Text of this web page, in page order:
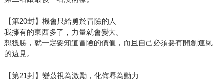
【第20封】機會只給勇於冒險的人
我擁有的東西多了，力量就會變大。
想獲勝，就一定要知道冒險的價值，而且自己必須要有開創運氣
的遠見。
【第21封】變蔑視為激勵，化侮辱為動力